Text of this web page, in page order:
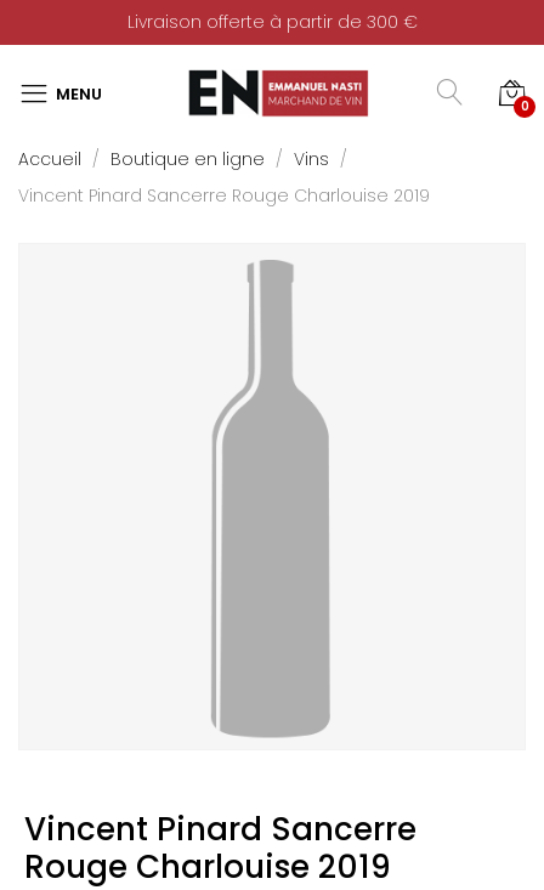
Livraison offerte à partir de 300 €
0
Accueil Boutique en ligne
Vins
Vincent Pinard Sancerre Rouge Charlouise 2019
Vincent Pinard Sancerre
Rouge Charlouise 2019